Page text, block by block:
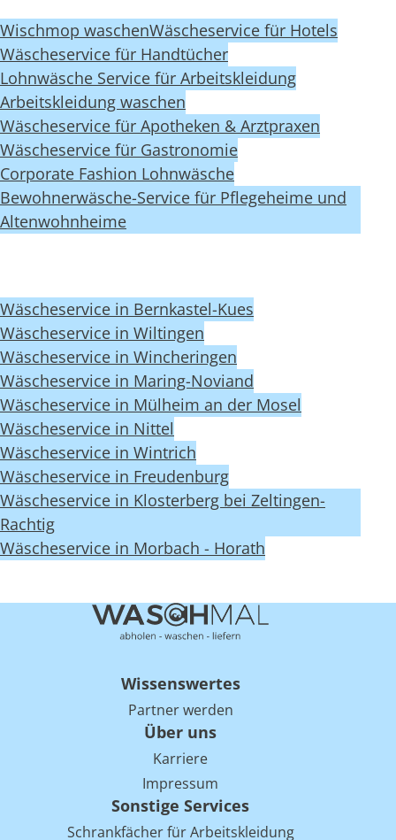
Wischmop waschenWäscheservice für Hotels
Wäscheservice für Handtücher
Lohnwäsche Service für Arbeitskleidung
Arbeitskleidung waschen
Wäscheservice für Apotheken & Arztpraxen
Wäscheservice für Gastronomie
Corporate Fashion Lohnwäsche
Bewohnerwäsche-Service für Pflegeheime und
Altenwohnheime
Wäscheservice in Bernkastel-Kues
Wäscheservice in Wiltingen
Wäscheservice in Wincheringen
Wäscheservice in Maring-Noviand
Wäscheservice in Mülheim an der Mosel
Wäscheservice in Nittel
Wäscheservice in Wintrich
Wäscheservice in Freudenburg
Wäscheservice in Klosterberg bei Zeltingen-
Rachtig
Wäscheservice in Morbach - Horath
Wissenswertes
Partner werden
Über uns
Karriere
Impressum
Sonstige Services
Schrankfächer für Arbeitskleidung